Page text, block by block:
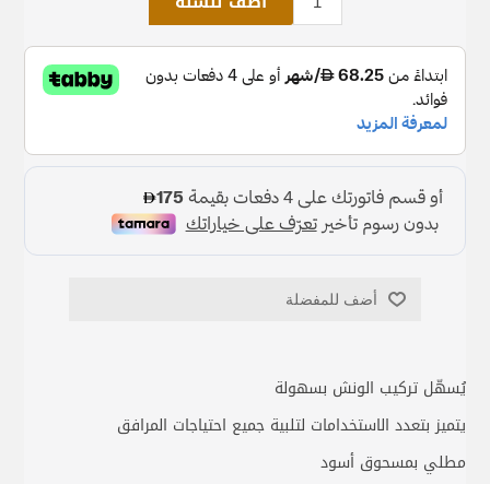
أضف للمفضلة
يُسهّل تركيب الونش بسهولة
يتميز بتعدد الاستخدامات لتلبية جميع احتياجات المرافق
مطلي بمسحوق أسود